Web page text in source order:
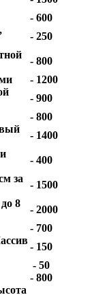
- 600
- 250
- 800
- 1200
- 900
- 800
- 1400
- 400
за
- 1500
8
- 2000
- 700
- 150
- 50
- 800